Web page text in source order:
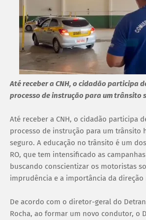
Até receber a CNH, o cidadão participa
processo de instrução para um trânsito
Até receber a CNH, o cidadão participa
processo de instrução para um trânsito
seguro. A educação no trânsito é um
RO, que tem intensificado as
buscando conscientizar os motoristas
imprudência e a importância da direção
De acordo com o diretor-geral do
Rocha, ao formar um novo condutor, o